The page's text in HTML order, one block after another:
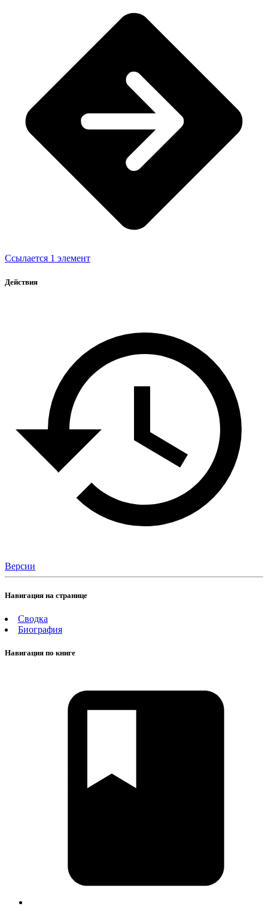
Ссылается 1 элемент
Действия
Версии
Навигация на странице
Сводка
Биография
Навигация по книге